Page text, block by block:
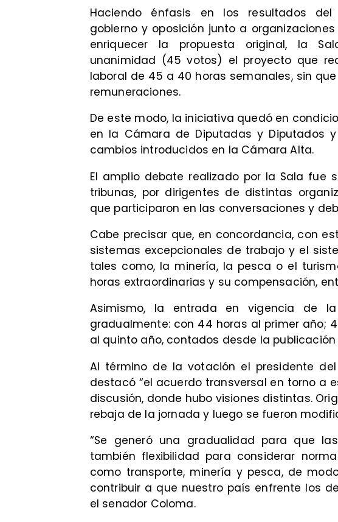
Haciendo énfasis en los resultados
gobierno y oposición junto a
enriquecer la propuesta original, la
unanimidad (45 votos) el proyecto que
laboral de 45 a 40 horas semanales, sin
remuneraciones.
De este modo, la iniciativa quedó en
en la Cámara de Diputadas y Diputados
cambios introducidos en la Cámara Alta.
El amplio debate realizado por la Sala fue
tribunas, por dirigentes de distintas
que participaron en las conversaciones y
Cabe precisar que, en concordancia, con
sistemas excepcionales de trabajo y el
tales como, la minería, la pesca o el
horas extraordinarias y su compensación,
Asimismo, la entrada en vigencia de
gradualmente: con 44 horas al primer año;
al quinto año, contados desde la publicación
Al término de la votación el presidente del
destacó “el acuerdo transversal en torno a
discusión, donde hubo visiones distintas.
rebaja de la jornada y luego se fueron
“Se generó una gradualidad para que
también flexibilidad para considerar
como transporte, minería y pesca, de
contribuir a que nuestro país enfrente los
el senador Coloma.